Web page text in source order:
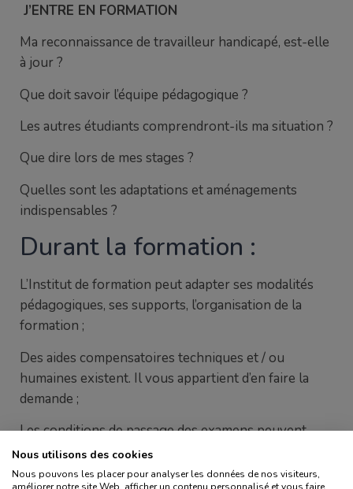
J’ENTRE EN FORMATION
Ma reconnaissance de travailleur handicapé, est-elle
à jour ?
Que doit savoir l’équipe pédagogique ?
Les autres étudiants comprendront-ils ma situation ?
Que dire lors de mes stages ?
Quelles sont les adaptations et aménagements
indispensables ?
Durant la formation :
L’Institut de formation peut adapter ses modalités
pédagogiques, ses supports, l’organisation de la
formation ;
Des aides compensatoires techniques et / ou
humaines existent. Il vous appartient d’en faire la
demande ;
Les conditions de passage des examens peuvent
être aménagées ;
Il est possible de faire appel à des spécialistes pour
Nous utilisons des cookies
Nous pouvons les placer pour analyser les données de nos visiteurs,